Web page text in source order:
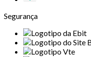
Segurança